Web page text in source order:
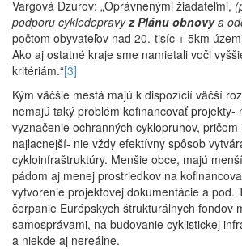
Vargová Dzurov: „Oprávnenými žiadateľmi,
podporu cyklodopravyz Plánu obnovya
počtom obyvateľov nad 20.-tisíc + 5km
Ako aj ostatné kraje sme namietali voči
kritériám.“[3]
Kým väčšie mestá majú k dispozícií väčší
nemajú taký problém kofinancovať projekty-
vyznačenie ochranných cyklopruhov,
najlacnejší- nie vždy efektívny spôsob
cykloinfraštruktúry. Menšie obce, majú
pádom aj menej prostriedkov na
vytvorenie projektovej dokumentácie a pod.
čerpanie Európskych štrukturálnych fondov
samosprávami, na budovanie cyklistickej
a niekde aj nereálne.